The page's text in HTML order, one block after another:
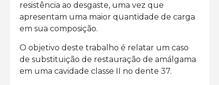
resistência ao desgaste, uma vez que
apresentam uma maior quantidade de carga
em sua composição.
O objetivo deste trabalho é relatar um caso
de substituição de restauração de amálgama
em uma cavidade classe II no dente 37.